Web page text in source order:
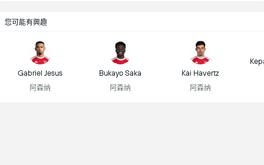
您可能有興趣
Gabriel Jesus
阿森纳
Bukayo Saka
阿森纳
Kai Havertz
阿森纳